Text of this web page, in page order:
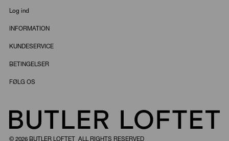
Log ind
INFORMATION
KUNDESERVICE
BETINGELSER
FØLG OS
© 2026 BUTLER LOFTET ALL RIGHTS RESERVED